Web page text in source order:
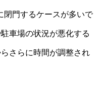
閉門するケースが多いで
車場の状況が悪化する
さらに時間が調整され